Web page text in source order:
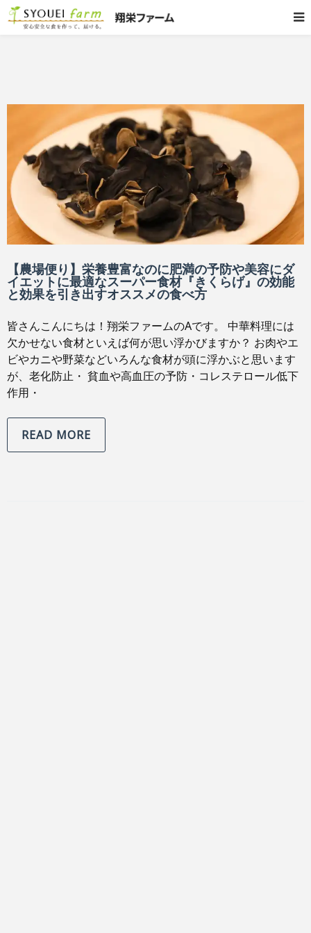
【農場便り】栄養豊富なのに肥満の予防や美容にダ
イエットに最適なスーパー食材『きくらげ』の効能
と効果を引き出すオススメの食べ方
皆さんこんにちは！翔栄ファームのAです。 中華料理には
欠かせない食材といえば何が思い浮かびますか？ お肉やエ
ビやカニや野菜などいろんな食材が頭に浮かぶと思います
が、老化防止・ 貧血や高血圧の予防・コレステロール低下
作用・
READ MORE